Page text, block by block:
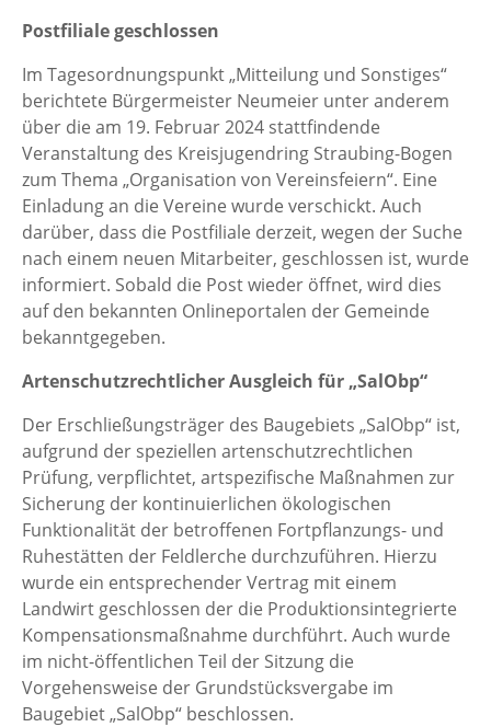
Postfiliale geschlossen
Im Tagesordnungspunkt „Mitteilung und Sonstiges“
berichtete Bürgermeister Neumeier unter anderem
über die am 19. Februar 2024 stattfindende
Veranstaltung des Kreisjugendring Straubing-Bogen
zum Thema „Organisation von Vereinsfeiern“. Eine
Einladung an die Vereine wurde verschickt. Auch
darüber, dass die Postfiliale derzeit, wegen der Suche
nach einem neuen Mitarbeiter, geschlossen ist, wurde
informiert. Sobald die Post wieder öffnet, wird dies
auf den bekannten Onlineportalen der Gemeinde
bekanntgegeben.
Artenschutzrechtlicher Ausgleich für „SalObp“
Der Erschließungsträger des Baugebiets „SalObp“ ist,
aufgrund der speziellen artenschutzrechtlichen
Prüfung, verpflichtet, artspezifische Maßnahmen zur
Sicherung der kontinuierlichen ökologischen
Funktionalität der betroffenen Fortpflanzungs- und
Ruhestätten der Feldlerche durchzuführen. Hierzu
wurde ein entsprechender Vertrag mit einem
Landwirt geschlossen der die Produktionsintegrierte
Kompensationsmaßnahme durchführt. Auch wurde
im nicht-öffentlichen Teil der Sitzung die
Vorgehensweise der Grundstücksvergabe im
Baugebiet „SalObp“ beschlossen.